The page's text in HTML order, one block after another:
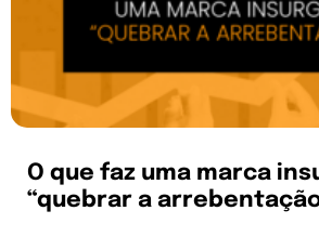
O que faz uma marca
“quebrar a